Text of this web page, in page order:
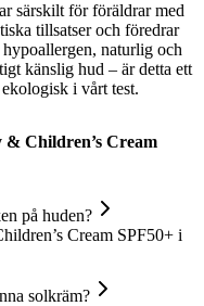
särskilt för föräldrar med
tillsatser och föredrar
naturlig och
känslig hud – är detta ett
i vårt test.
& Children’s Cream
på huden?
Cream SPF50+ i
solkräm?